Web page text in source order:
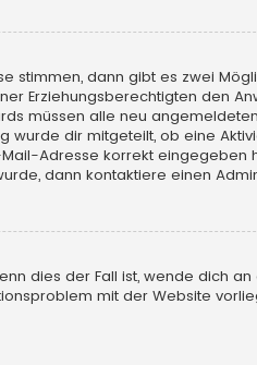
stimmen, dann gibt es zwei
Erziehungsberechtigten den
müssen alle neu
dir mitgeteilt, ob eine
Adresse korrekt eingegeben
dann kontaktiere einen
dies der Fall ist, wende dich
mit der Website